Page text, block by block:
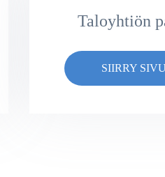
Taloyhtiön
SIIRRY